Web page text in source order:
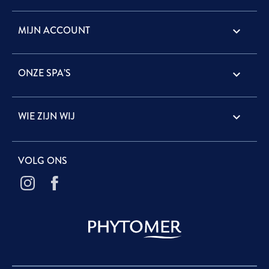
MIJN ACCOUNT 
ONZE SPA’S 
WIE ZIJN WIJ 
VOLG ONS